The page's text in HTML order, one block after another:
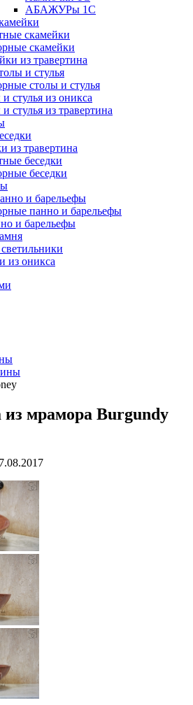
АБАЖУРы 1С
скамейки
скамейки
из травертина
и стулья
столы и стулья
стулья из оникса
стулья из травертина
из травертина
беседки
беседки
и барельефы
панно и барельефы
и барельефы
из оникса
из мрамора Burgundy